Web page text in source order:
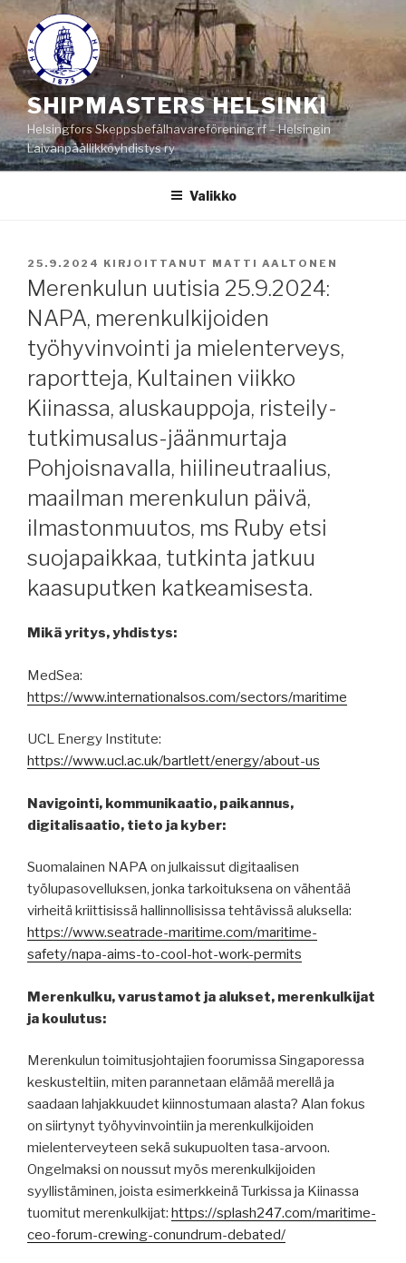
Siirry
sisältöön
SHIPMASTERS HELSINKI
Helsingfors Skeppsbefälhavareförening rf – Helsingin
Laivanpäällikköyhdistys ry
Valikko
JULKAISTU
25.9.2024 KIRJOITTANUT MATTI AALTONEN
Merenkulun uutisia 25.9.2024:
NAPA, merenkulkijoiden
työhyvinvointi ja mielenterveys,
raportteja, Kultainen viikko
Kiinassa, aluskauppoja, risteily-
tutkimusalus-jäänmurtaja
Pohjoisnavalla, hiilineutraalius,
maailman merenkulun päivä,
ilmastonmuutos, ms Ruby etsi
suojapaikkaa, tutkinta jatkuu
kaasuputken katkeamisesta.
Mikä yritys, yhdistys:
MedSea:
https://www.internationalsos.com/sectors/maritime
UCL Energy Institute:
https://www.ucl.ac.uk/bartlett/energy/about-us
Navigointi, kommunikaatio, paikannus,
digitalisaatio, tieto ja kyber:
Suomalainen NAPA on julkaissut digitaalisen
työlupasovelluksen, jonka tarkoituksena on vähentää
virheitä kriittisissä hallinnollisissa tehtävissä aluksella:
https://www.seatrade-maritime.com/maritime-
safety/napa-aims-to-cool-hot-work-permits
Merenkulku, varustamot ja alukset, merenkulkijat
ja koulutus:
Merenkulun toimitusjohtajien foorumissa Singaporessa
keskusteltiin, miten parannetaan elämää merellä ja
saadaan lahjakkuudet kiinnostumaan alasta? Alan fokus
on siirtynyt työhyvinvointiin ja merenkulkijoiden
mielenterveyteen sekä sukupuolten tasa-arvoon.
Ongelmaksi on noussut myös merenkulkijoiden
syyllistäminen, joista esimerkkeinä Turkissa ja Kiinassa
tuomitut merenkulkijat: https://splash247.com/maritime-
ceo-forum-crewing-conundrum-debated/